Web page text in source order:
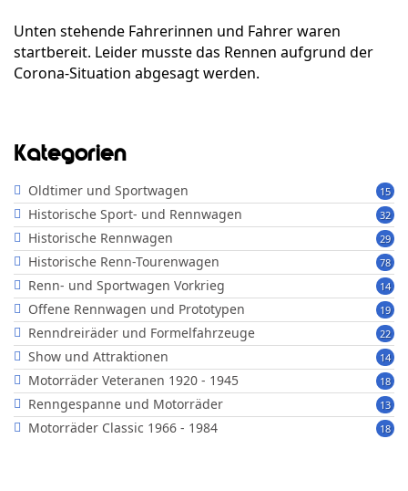
Unten stehende Fahrerinnen und Fahrer waren
startbereit. Leider musste das Rennen aufgrund der
Corona-Situation abgesagt werden.
Kategorien
15
Oldtimer und Sportwagen
32
Historische Sport- und Rennwagen
29
Historische Rennwagen
78
Historische Renn-Tourenwagen
14
Renn- und Sportwagen Vorkrieg
19
Offene Rennwagen und Prototypen
22
Renndreiräder und Formelfahrzeuge
14
Show und Attraktionen
18
Motorräder Veteranen 1920 - 1945
13
Renngespanne und Motorräder
18
Motorräder Classic 1966 - 1984